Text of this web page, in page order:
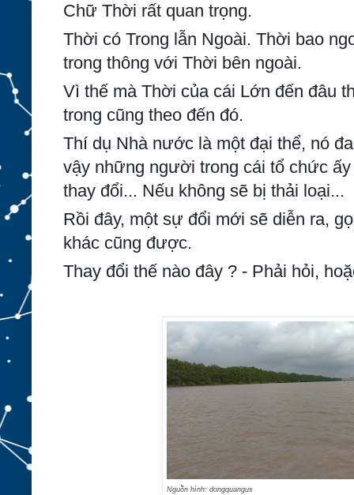
Chữ Thời rất quan trọng.
Thời có Trong lẫn Ngoài. Thời bao
trong thông với Thời bên ngoài.
Vì thế mà Thời của cái Lớn đến đâu
trong cũng theo đến đó.
Thí dụ Nhà nước là một đại thể, nó
vậy những người trong cái tổ chức
thay đổi... Nếu không sẽ bị thải loại...
Rồi đây, một sự đổi mới sẽ diễn ra,
khác cũng được.
Thay đổi thế nào đây ? - Phải hỏi,
Nguồn hình: dongquangus